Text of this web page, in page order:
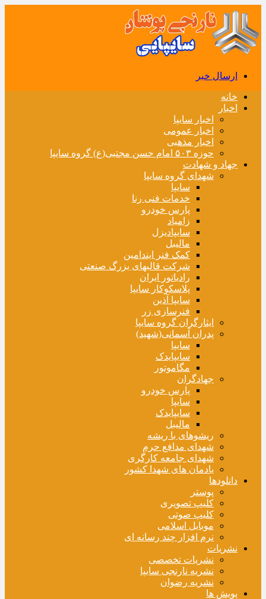
ارسال خبر
خانه
اخبار
اخبار سایپا
اخبار عمومی
اخبار مذهبی
حوزه ۵۰۳ امام حسن مجتبی(ع) گروه سایپا
جهاد و شهادت
شهدای گروه سایپا
سایپا
خدمات فنی رنا
پارس خودرو
زامیاد
سایپادیزل
مالیبل
کمک فنر ایندامین
شرکت قالبهای بزرگ صنعتی
رادیاتور ایران
پلاسکوکار سایپا
سایپا آذین
فنرسازی زر
ایثارگران گروه سایپا
پدران آسمانی(شهید)
سایپا
سایپایدک
مگاموتور
جهادگران
پارس خودرو
سایپا
سایپایدک
مالیبل
ریشوهای با ریشه
شهدای مدافع حرم
شهدای جامعه کارگری
یادمان های شهدا کشور
دانلودها
پوستر
کلیپ تصویری
کلیپ صوتی
موبایل اسلامی
نرم افزار چند رسانه ای
نشریات
نشریات تخصصی
نشریه نارنجی سایپا
نشریه رضوان
پویش ها